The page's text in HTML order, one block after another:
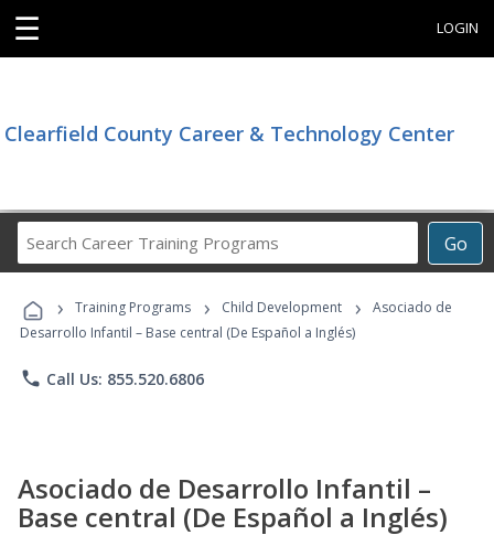
☰ LOGIN
Clearfield County Career & Technology Center
Go
Career
Programs
› Training Programs › Child Development ›
Asociado de
Desarrollo Infantil – Base central (De Español a Inglés)
phone Call Us: 855.520.6806
Asociado de Desarrollo Infantil –
Base central (De Español a Inglés)